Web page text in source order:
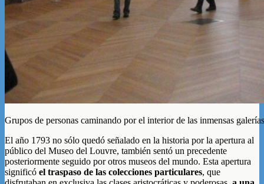
Grupos de personas caminando por el interior de las inmensas
El año 1793 no sólo quedó señalado en la historia por la apertura al
público del Museo del Louvre, también sentó un precedente
posteriormente seguido por otros museos del mundo. Esta apertura
significó el traspaso de las colecciones particulares, que